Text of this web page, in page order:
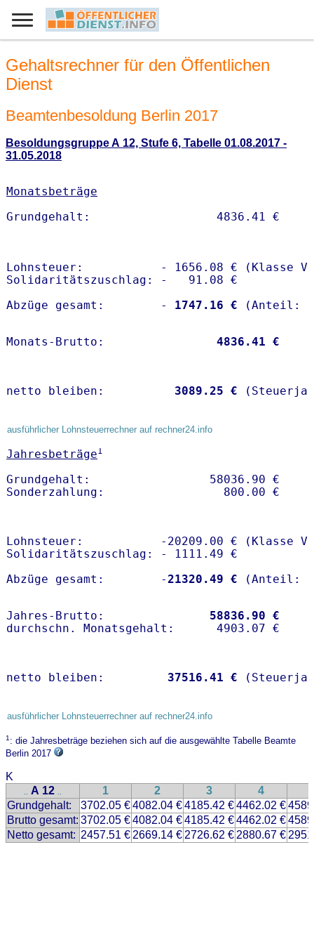
Gehaltsrechner für den Öffentlichen
Dienst
Beamtenbesoldung Berlin 2017
Besoldungsgruppe A 12, Stufe 6, Tabelle 01.08.2017 -
31.05.2018
Monatsbeträge
Lohnsteuer:           - 1656.08 € (Klasse V)
Solidaritätszuschlag: -   91.08 €
Abzüge gesamt:        -
1747.16 €
Monats-Brutto: 4836.41 €
netto bleiben: 3089.25 €
ausführlicher Lohnsteuerrechner auf rechner24.info
Jahresbeträge1
Grundgehalt:                 58036.90 €
Lohnsteuer:           -20209.00 € (Klasse V)
Solidaritätszuschlag: - 1111.49 €
Abzüge gesamt:        -21320.49 €
Jahres-Brutto: 58836.90 €
netto bleiben: 37516.41 €
ausführlicher Lohnsteuerrechner auf rechner24.info
1: die Jahresbeträge beziehen sich auf die ausgewählte Tabelle Beamte
Berlin 2017
K
.. A 12 .. 1 2 3 4
Grundgehalt:
3702.05 €4082.04 €4185.42 €4462.02 €
Brutto gesamt: 3702.05 €4082.04 €4185.42 €4462.02 €
Netto gesamt: 2457.51 € 2669.14 € 2726.62 € 2880.67 €